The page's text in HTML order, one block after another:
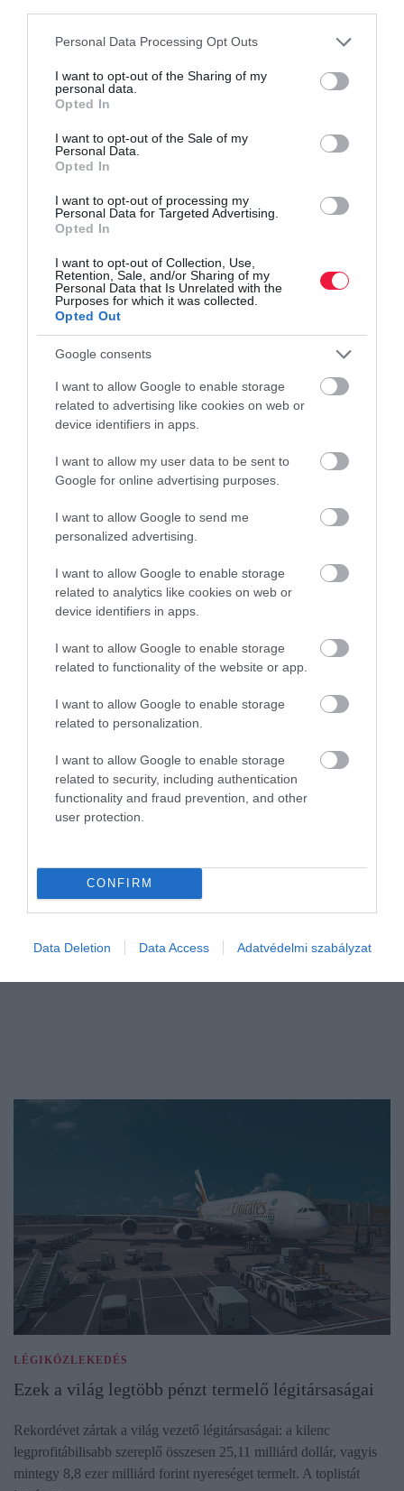
Please note that this website/app uses one or more Google
not limited to your visit or usage behaviour. You may click to
grant or deny consent to Google and its third-party tags to
use your data for below specified purposes in below Google
consent section.
Personal Data Processing Opt Outs
I want to opt-out of the Sharing of my
personal data.
Opted In
I want to opt-out of the Sale of my
Personal Data.
Opted In
I want to opt-out of processing my
Personal Data for Targeted Advertising.
Opted In
I want to opt-out of Collection, Use,
Retention, Sale, and/or Sharing of my
Personal Data that Is Unrelated with the
Purposes for which it was collected.
Opted Out
Google consents
I want to allow Google to enable storage
related to advertising like cookies on web or
device identifiers in apps.
I want to allow my user data to be sent to
Google for online advertising purposes.
I want to allow Google to send me
personalized advertising.
I want to allow Google to enable storage
related to analytics like cookies on web or
device identifiers in apps.
I want to allow Google to enable storage
related to functionality of the website or app.
I want to allow Google to enable storage
related to personalization.
I want to allow Google to enable storage
related to security, including authentication
functionality and fraud prevention, and other
user protection.
CONFIRM
Data Deletion Data Access Adatvédelmi szabályzat
kormányzat
NYUGDÍJ
Ekkora lesz a nyugdíjad, ha 40 évig átlagbérért
dolgoztál
A Bankmonitor kalkulációja szerint az a személy, aki 2026-ban,
40 évnyi bejelentett, végig átlagbéres munkaviszony után vonul
nyugdíjba, 389 440 forintos induló állami nyugdíjra számíthat.
Elsőre ez…
LÉGIKÖZLEKEDÉS
Ezek a világ legtöbb pénzt termelő légitársaságai
Rekordévet zártak a világ vezető légitársaságai: a kilenc
legprofitábilisabb szereplő összesen 25,11 milliárd dollár, vagyis
mintegy 8,8 ezer milliárd forint nyereséget termelt. A toplistát